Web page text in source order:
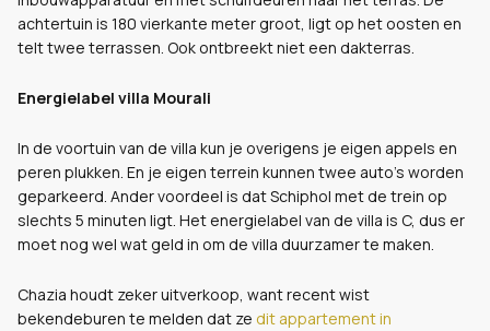
achtertuin is 180 vierkante meter groot, ligt op het oosten en
telt twee terrassen. Ook ontbreekt niet een dakterras.
Energielabel villa Mourali
In de voortuin van de villa kun je overigens je eigen appels en
peren plukken. En je eigen terrein kunnen twee auto's worden
geparkeerd. Ander voordeel is dat Schiphol met de trein op
slechts 5 minuten ligt. Het energielabel van de villa is C, dus er
moet nog wel wat geld in om de villa duurzamer te maken.
Chazia houdt zeker uitverkoop, want recent wist
bekendeburen te melden dat ze dit appartement in